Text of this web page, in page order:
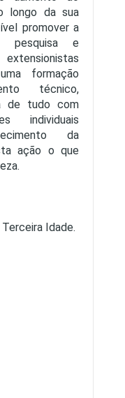
longo da sua
promover a
pesquisa e
formação
técnico,
de tudo com
individuais
da
ação o que
Idade.